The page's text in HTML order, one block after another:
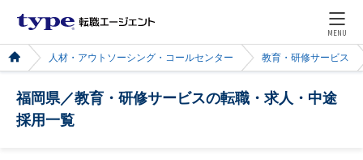
MENU
人材・アウトソーシング・コールセンター 教育・研修サービス
福岡県／教育・研修サービスの転職・求人・中途
採用一覧